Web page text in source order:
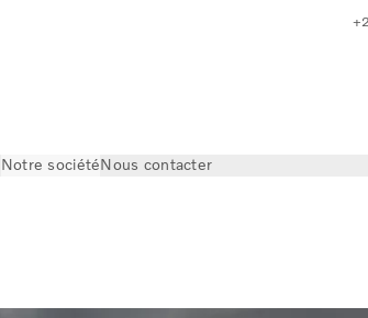
Notre sociétéNous contacter